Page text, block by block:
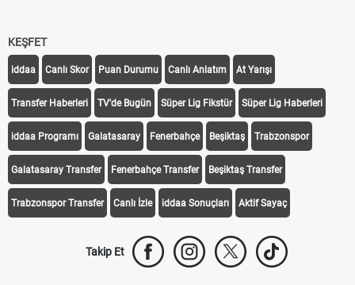
KEŞFET
iddaa Canlı Skor Puan Durumu Canlı Anlatım At Yarışı
Transfer Haberleri TV'de Bugün Süper Lig Fikstür Süper Lig Haberleri
iddaa Programı Galatasaray Fenerbahçe Beşiktaş Trabzonspor
Galatasaray Transfer Fenerbahçe Transfer Beşiktaş Transfer
Trabzonspor Transfer Canlı İzle iddaa Sonuçları Aktif Sayaç
Takip Et